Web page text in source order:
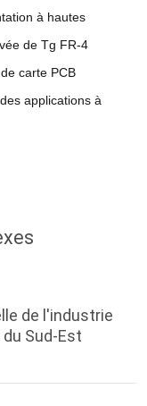
à hautes
de Tg FR-4
carte PCB
applications à
de l'industrie
du Sud-Est